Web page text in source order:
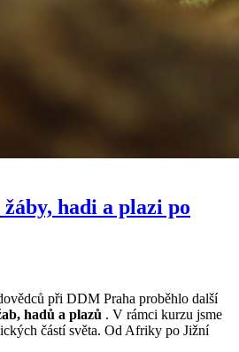
hadi a plazi po
při DDM Praha proběhlo další
hadů a plazů . V rámci kurzu jsme
částí světa. Od Afriky po Jižní